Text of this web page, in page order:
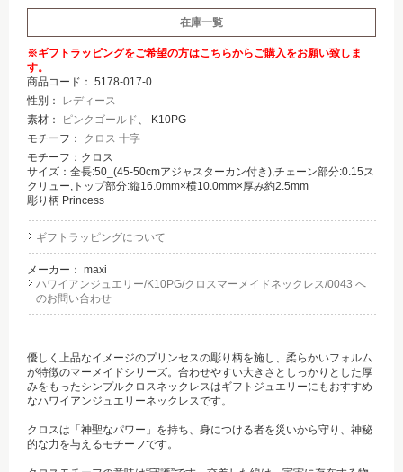
在庫一覧
※ギフトラッピングをご希望の方はこちらからご購入をお願い致しま
す。
商品コード： 5178-017-0
性別：
レディース
素材：
ピンクゴールド、 K10PG
モチーフ： クロス 十字
モチーフ：クロス
サイズ：全長:50_(45-50cmアジャスターカン付き),チェーン部分:0.15ス
クリュー,トップ部分:縦16.0mm×横10.0mm×厚み約2.5mm
彫り柄 Princess
ギフトラッピングについて
メーカー： maxi
ハワイアンジュエリー/K10PG/クロスマーメイドネックレス/0043 へ
のお問い合わせ
優しく上品なイメージのプリンセスの彫り柄を施し、柔らかいフォルム
が特徴のマーメイドシリーズ。合わせやすい大きさとしっかりとした厚
みをもったシンプルクロスネックレスはギフトジュエリーにもおすすめ
なハワイアンジュエリーネックレスです。
クロスは「神聖なパワー」を持ち、身につける者を災いから守り、神秘
的な力を与えるモチーフです。